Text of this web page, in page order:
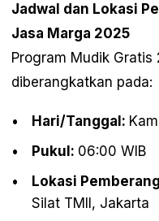
Jadwal dan Lokasi
Jasa Marga 2025
Program Mudik
diberangkatkan pada:
Hari/Tanggal:
Pukul: 06:00 WIB
Lokasi
Silat TMII, Jakarta